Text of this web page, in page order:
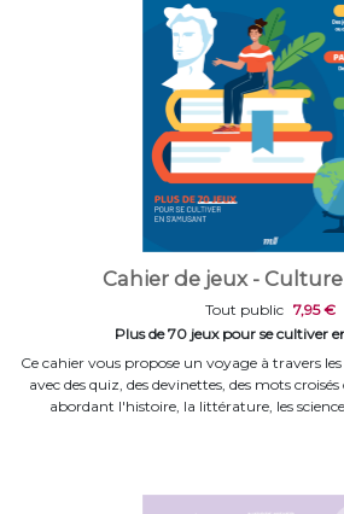
Cahier de jeux -
Tout public 7,95 €
Plus de 70 jeux pour se cultiver
Ce cahier vous propose un voyage à travers
avec des quiz, des devinettes, des mots
abordant l'histoire, la littérature, les